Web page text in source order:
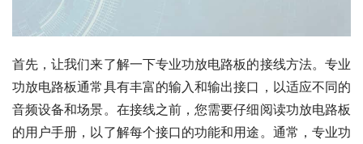
首先，让我们来了解一下专业功放电路板的接线方法。专业
功放电路板通常具有丰富的输入和输出接口，以适应不同的
音频设备和场景。在接线之前，您需要仔细阅读功放电路板
的用户手册，以了解每个接口的功能和用途。通常，专业功